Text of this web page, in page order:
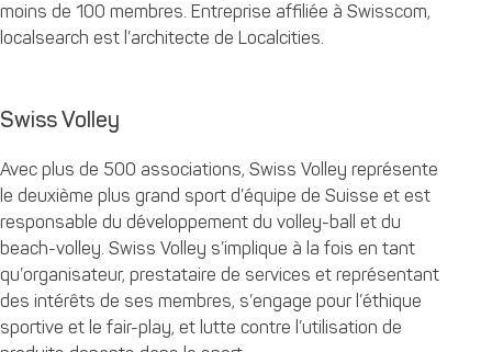
moins de 100 membres. Entreprise affiliée à Swisscom,
localsearch est l’architecte de Localcities.
Swiss Volley
Avec plus de 500 associations, Swiss Volley représente
le deuxième plus grand sport d’équipe de Suisse et est
responsable du développement du volley-ball et du
beach-volley. Swiss Volley s’implique à la fois en tant
qu’organisateur, prestataire de services et représentant
des intérêts de ses membres, s’engage pour l’éthique
sportive et le fair-play, et lutte contre l’utilisation de